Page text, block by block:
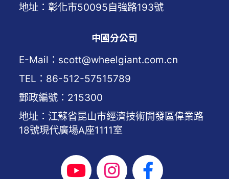
地址：彰化市50095自強路193號
中國分公司
E-Mail：scott@wheelgiant.com.cn
TEL：86-512-57515789
郵政編號：215300
地址：江蘇省昆山市經濟技術開發區偉業路
18號現代廣場A座1111室